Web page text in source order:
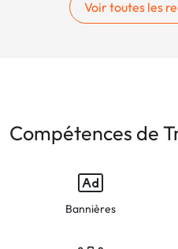
Voir toutes les
Compétences de
Bannières